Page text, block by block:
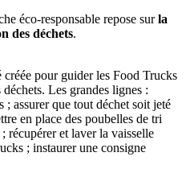
éco-responsable repose surla
des déchets.
créée pour guider les Food Trucks
Les grandes lignes :
; assurer que tout déchet soit jeté
en place des poubelles de tri
récupérer et laver la vaisselle
; instaurer une consigne